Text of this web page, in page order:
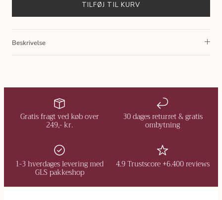
TILFØJ TIL KURV
Beskrivelse
Gratis fragt ved køb over
249,- kr.
30 dages returret & gratis
ombytning
1-3 hverdages levering med
GLS pakkeshop
4.9 Trustscore +6.400 reviews